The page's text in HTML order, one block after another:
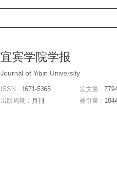
宜宾学院学报
Journal of Yibin University
ISSN : 1671-5365
出版周期 : 月刊
发文量 :
被引量 :